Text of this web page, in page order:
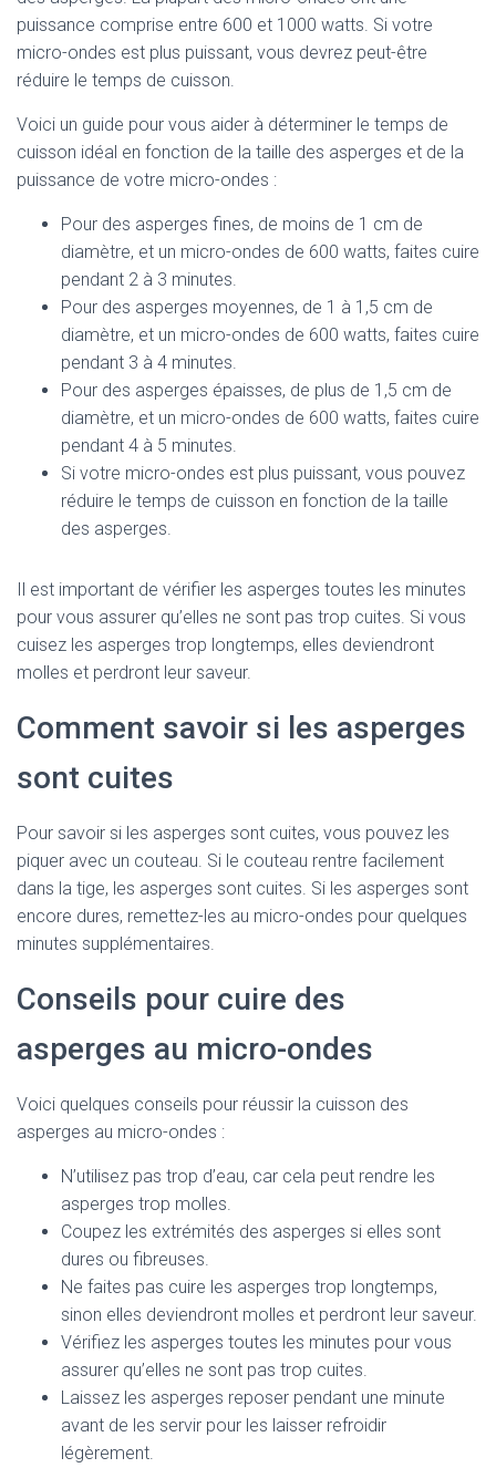
puissance comprise entre 600 et 1000 watts. Si votre
micro-ondes est plus puissant, vous devrez peut-être
réduire le temps de cuisson.
Voici un guide pour vous aider à déterminer le temps de
cuisson idéal en fonction de la taille des asperges et de la
puissance de votre micro-ondes :
Pour des asperges fines, de moins de 1 cm de
diamètre, et un micro-ondes de 600 watts, faites cuire
pendant 2 à 3 minutes.
Pour des asperges moyennes, de 1 à 1,5 cm de
diamètre, et un micro-ondes de 600 watts, faites cuire
pendant 3 à 4 minutes.
Pour des asperges épaisses, de plus de 1,5 cm de
diamètre, et un micro-ondes de 600 watts, faites cuire
pendant 4 à 5 minutes.
Si votre micro-ondes est plus puissant, vous pouvez
réduire le temps de cuisson en fonction de la taille
des asperges.
Il est important de vérifier les asperges toutes les minutes
pour vous assurer qu’elles ne sont pas trop cuites. Si vous
cuisez les asperges trop longtemps, elles deviendront
molles et perdront leur saveur.
Comment savoir si les asperges
sont cuites
Pour savoir si les asperges sont cuites, vous pouvez les
piquer avec un couteau. Si le couteau rentre facilement
dans la tige, les asperges sont cuites. Si les asperges sont
encore dures, remettez-les au micro-ondes pour quelques
minutes supplémentaires.
Conseils pour cuire des
asperges au micro-ondes
Voici quelques conseils pour réussir la cuisson des
asperges au micro-ondes :
N’utilisez pas trop d’eau, car cela peut rendre les
asperges trop molles.
Coupez les extrémités des asperges si elles sont
dures ou fibreuses.
Ne faites pas cuire les asperges trop longtemps,
sinon elles deviendront molles et perdront leur saveur.
Vérifiez les asperges toutes les minutes pour vous
assurer qu’elles ne sont pas trop cuites.
Laissez les asperges reposer pendant une minute
avant de les servir pour les laisser refroidir
légèrement.